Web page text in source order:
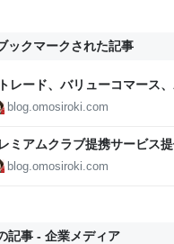
ックマークされた記事
レード、バリューコマー
た収益とわかった事 - おも
blog.omosiroki.com
ミアムクラブ提携サービス
なき世をおもしろく
blog.omosiroki.com
記事 - 企業メディア